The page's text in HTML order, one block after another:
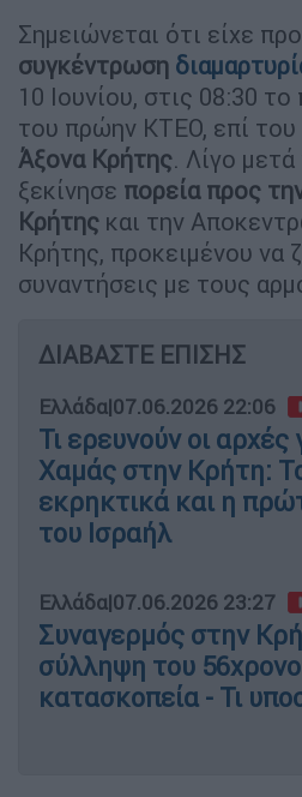
Σημειώνεται ότι είχε
συγκέντρωση
10 Ιουνίου, στις 08:30
του πρώην ΚΤΕΟ, επί του
Άξονα Κρήτης. Λίγο μετά
ξεκίνησε πορεία προς
Κρήτης και την
Κρήτης, προκειμένου να
συναντήσεις με τους
ΔΙΑΒΑΣΤΕ ΕΠΙΣΗΣ
Ελλάδα|07.06.2026 22:06
Τι ερευνούν οι
Χαμάς στην Κρήτη:
εκρηκτικά και η
του Ισραήλ
Ελλάδα|07.06.2026 23:27
Συναγερμός στην
σύλληψη του
κατασκοπεία - Τι